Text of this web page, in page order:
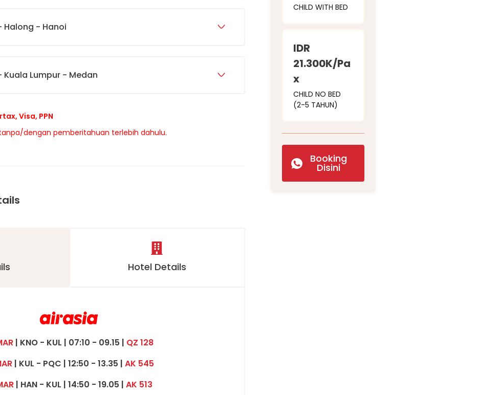
Halong - Hanoi
Kuala Lumpur - Medan
Visa, PPN
dengan pemberitahuan terlebih dahulu.
Hotel Details
| KNO - KUL | 07:10 - 09.15 | QZ 128
| KUL - PQC | 12:50 - 13.35 | AK 545
| HAN - KUL | 14:50 - 19.05 | AK 513
CHILD WITH BED
IDR
21.300K/Pa
x
CHILD NO BED
(2-5 TAHUN)
Booking
Disini